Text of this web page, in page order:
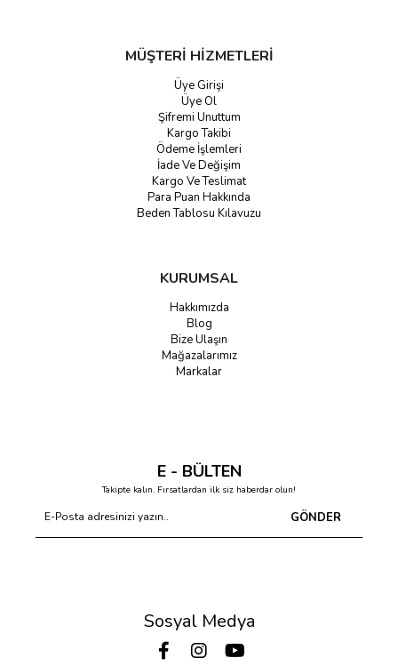
MÜŞTERİ HİZMETLERİ
Üye Girişi
Üye Ol
Şifremi Unuttum
Kargo Takibi
Ödeme İşlemleri
İade Ve Değişim
Kargo Ve Teslimat
Para Puan Hakkında
Beden Tablosu Kılavuzu
KURUMSAL
Hakkımızda
Blog
Bize Ulaşın
Mağazalarımız
Markalar
E - BÜLTEN
Takipte kalın. Fırsatlardan ilk siz haberdar olun!
GÖNDER
Sosyal Medya